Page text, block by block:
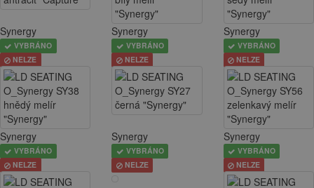
Synergy
VYBRÁNO
NELZE
Synergy
VYBRÁNO
NELZE
Synergy
VYBRÁNO
NELZE
Synergy
VYBRÁNO
NELZE
Synergy
VYBRÁNO
NELZE
Synergy
VYBRÁNO
NELZE